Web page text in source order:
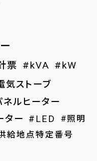
票 #kVA #kW
気ストーブ
ネルヒーター
ター #LED
#照明
給地点特定番号